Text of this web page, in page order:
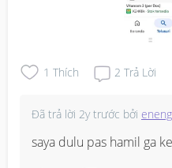
1 Thích 2 Trả Lời
Đã trả lời 2y trước bởi eneng
saya dulu pas hamil ga